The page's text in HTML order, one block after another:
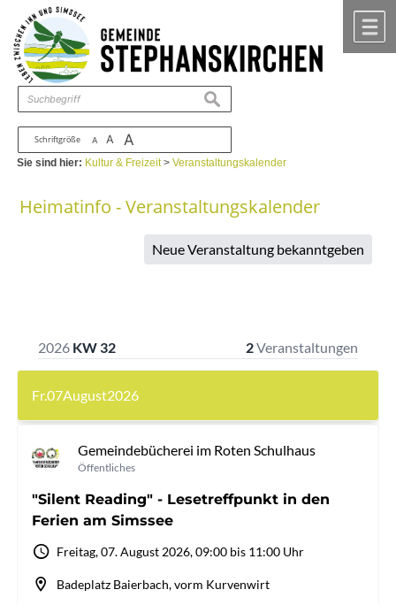
Zum Inhalt ,zur Navigation
Schriftgröße A A A
suchen
Sie sind hier: Kultur & Freizeit>Veranstaltungskalender
Heimatinfo - Veranstaltungskalender